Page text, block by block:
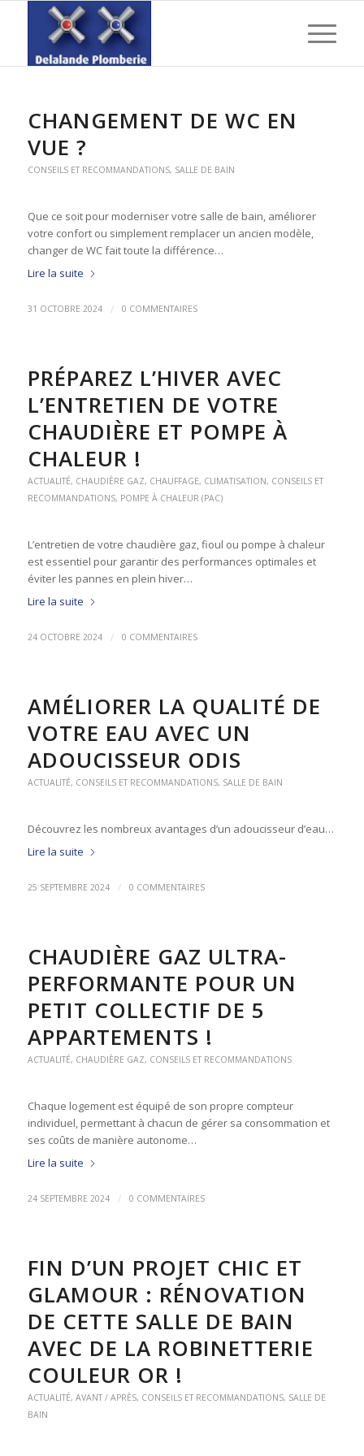
CHANGEMENT DE WC EN
VUE ?
CONSEILS ET RECOMMANDATIONS, SALLE DE BAIN
Que ce soit pour moderniser votre salle de bain, améliorer
votre confort ou simplement remplacer un ancien modèle,
changer de WC fait toute la différence…
Lire la suite
31 OCTOBRE 2024 / 0 COMMENTAIRES
PRÉPAREZ L’HIVER AVEC
L’ENTRETIEN DE VOTRE
CHAUDIÈRE ET POMPE À
CHALEUR !
ACTUALITÉ, CHAUDIÈRE GAZ, CHAUFFAGE, CLIMATISATION, CONSEILS ET
RECOMMANDATIONS, POMPE À CHALEUR (PAC)
L’entretien de votre chaudière gaz, fioul ou pompe à chaleur
est essentiel pour garantir des performances optimales et
éviter les pannes en plein hiver…
Lire la suite
24 OCTOBRE 2024 / 0 COMMENTAIRES
AMÉLIORER LA QUALITÉ DE
VOTRE EAU AVEC UN
ADOUCISSEUR ODIS
ACTUALITÉ, CONSEILS ET RECOMMANDATIONS, SALLE DE BAIN
Découvrez les nombreux avantages d’un adoucisseur d’eau…
Lire la suite
25 SEPTEMBRE 2024 / 0 COMMENTAIRES
CHAUDIÈRE GAZ ULTRA-
PERFORMANTE POUR UN
PETIT COLLECTIF DE 5
APPARTEMENTS !
ACTUALITÉ, CHAUDIÈRE GAZ, CONSEILS ET RECOMMANDATIONS
Chaque logement est équipé de son propre compteur
individuel, permettant à chacun de gérer sa consommation et
ses coûts de manière autonome…
Lire la suite
24 SEPTEMBRE 2024 / 0 COMMENTAIRES
FIN D’UN PROJET CHIC ET
GLAMOUR : RÉNOVATION
DE CETTE SALLE DE BAIN
AVEC DE LA ROBINETTERIE
COULEUR OR !
ACTUALITÉ, AVANT / APRÈS, CONSEILS ET RECOMMANDATIONS, SALLE DE
BAIN